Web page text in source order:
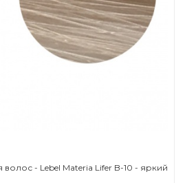
- Lebel Materia Lifer B-10 - яркий